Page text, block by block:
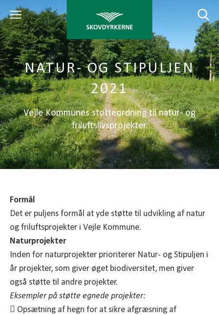
NATUR- OG STIPULJEN
2021
Vejle Kommunes støtteordning til natur- og
friluftslivsprojekter.
Formål
Det er puljens formål at yde støtte til udvikling af natur
og friluftsprojekter i Vejle Kommune.
Naturprojekter
Inden for naturprojekter prioriterer Natur- og Stipuljen i
år projekter, som giver øget biodiversitet, men giver
også støtte til andre projekter.
Eksempler på støtte egnede projekter:
 Opsætning af hegn for at sikre afgræsning af